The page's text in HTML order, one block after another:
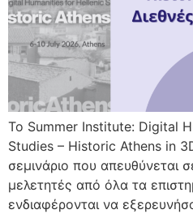
Το Summer Institute: Digital
Studies – Historic Athens in
σεμινάριο που απευθύνεται
μελετητές από όλα τα
ενδιαφέρονται να